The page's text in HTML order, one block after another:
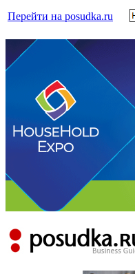
Перейти на posudka.ru